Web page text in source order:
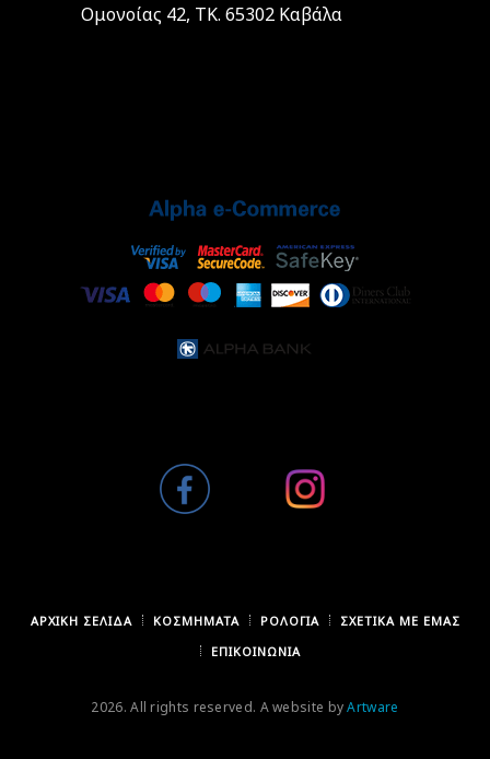
Ομονοίας 42, ΤΚ. 65302 Καβάλα
ΑΡΧΙΚΉ ΣΕΛΊΔΑ ΚΟΣΜΉΜΑΤΑ ΡΟΛΌΓΙΑ
ΣΧΕΤΙΚΆ ΜΕ ΕΜΆΣ
ΕΠΙΚΟΙΝΩΝΊΑ
2026. All rights reserved. A website byArtware